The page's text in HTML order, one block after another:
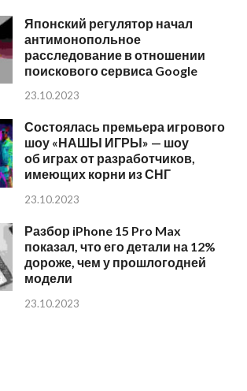
Японский регулятор начал
антимонопольное
расследование в отношении
поискового сервиса Google
23.10.2023
Состоялась премьера игрового
шоу «НАШЫ ИГРЫ» — шоу
об играх от разработчиков,
имеющих корни из СНГ
23.10.2023
Разбор iPhone 15 Pro Max
показал, что его детали на 12%
дороже, чем у прошлогодней
модели
23.10.2023